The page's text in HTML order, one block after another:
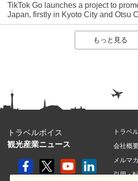
TikTok Go launches a project to
Japan, firstly in Kyoto City and Otsu
もっと見る
トラベルボイス
観光産業ニュース
トラベ
会社概
メルマ
引用・